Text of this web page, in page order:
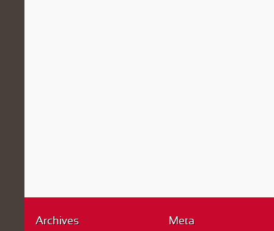
Archives Meta